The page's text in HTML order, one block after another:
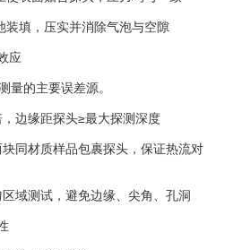
填，压实并消除气泡与空隙
应
的主要误差源。
边缘距探头≥最大探测深度
材质样品包裹探头，保证热流对
测试，避免边缘、尖角、孔洞